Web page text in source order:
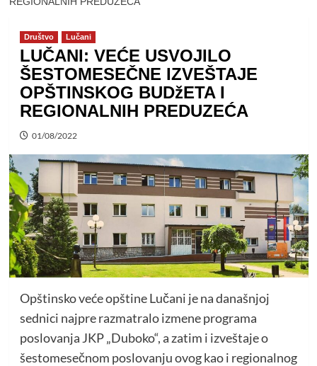
Društvo Lučani
LUČANI: VEĆE USVOJILO
ŠESTOMESEČNE IZVEŠTAJE
OPŠTINSKOG BUDžETA I
REGIONALNIH PREDUZEĆA
01/08/2022
Opštinsko veće opštine Lučani je na današnjoj
sednici najpre razmatralo izmene programa
poslovanja JKP „Duboko“, a zatim i izveštaje o
šestomesečnom poslovanju ovog kao i regionalnog